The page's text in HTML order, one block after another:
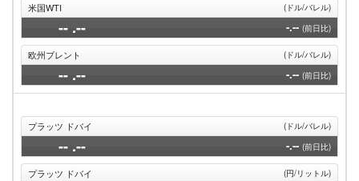
米国WTI
(ドル/バレル)
-- .-- -.-- (前日比)
欧州ブレント (ドル/バレル)
-- .-- -.-- (前日比)
プラッツ ドバイ (ドル/バレル)
-- .-- -.-- (前日比)
プラッツ ドバイ (円/リットル)